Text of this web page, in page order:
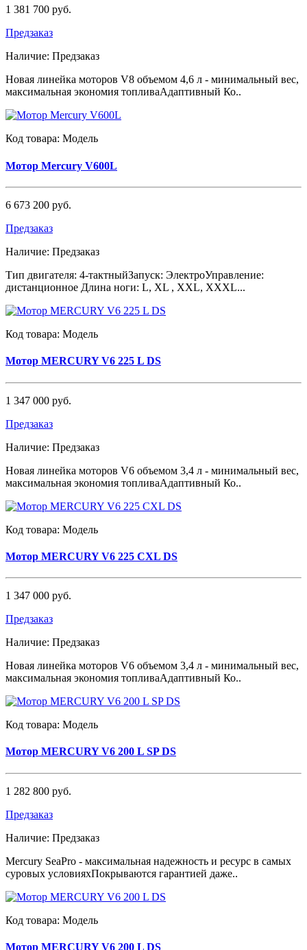
1 381 700 руб.
Предзаказ
Наличие: Предзаказ
Новая линейка моторов V8 объемом 4,6 л - минимальный вес,
максимальная экономия топливаАдаптивный Ко..
Код товара: Модель
Мотор Mercury V600L
6 673 200 руб.
Предзаказ
Наличие: Предзаказ
Тип двигателя: 4-тактныйЗапуск: ЭлектроУправление:
дистанционное Длина ноги: L, XL , XXL, XXXL...
Код товара: Модель
Мотор MERCURY V6 225 L DS
1 347 000 руб.
Предзаказ
Наличие: Предзаказ
Новая линейка моторов V6 объемом 3,4 л - минимальный вес,
максимальная экономия топливаАдаптивный Ко..
Код товара: Модель
Мотор MERCURY V6 225 CXL DS
1 347 000 руб.
Предзаказ
Наличие: Предзаказ
Новая линейка моторов V6 объемом 3,4 л - минимальный вес,
максимальная экономия топливаАдаптивный Ко..
Код товара: Модель
Мотор MERCURY V6 200 L SP DS
1 282 800 руб.
Предзаказ
Наличие: Предзаказ
Mercury SeaPro - максимальная надежность и ресурс в самых
суровых условияхПокрываются гарантией даже..
Код товара: Модель
Мотор MERCURY V6 200 L DS